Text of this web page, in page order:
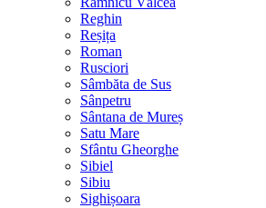
Reghin
Reșița
Roman
Rusciori
Sâmbăta de Sus
Sânpetru
Sântana de Mureș
Satu Mare
Sfântu Gheorghe
Sibiel
Sibiu
Sighișoara